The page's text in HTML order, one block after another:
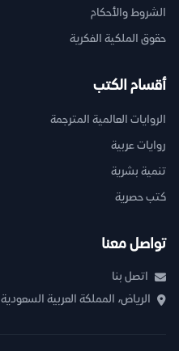
الشروط والأحكام
حقوق الملكية الفكرية
أقسام الكتب
الروايات العالمية المترجمة
روايات عربية
تنمية بشرية
كتب حصرية
تواصل معنا
اتصل بنا
الرياض، المملكة العربية السعودية